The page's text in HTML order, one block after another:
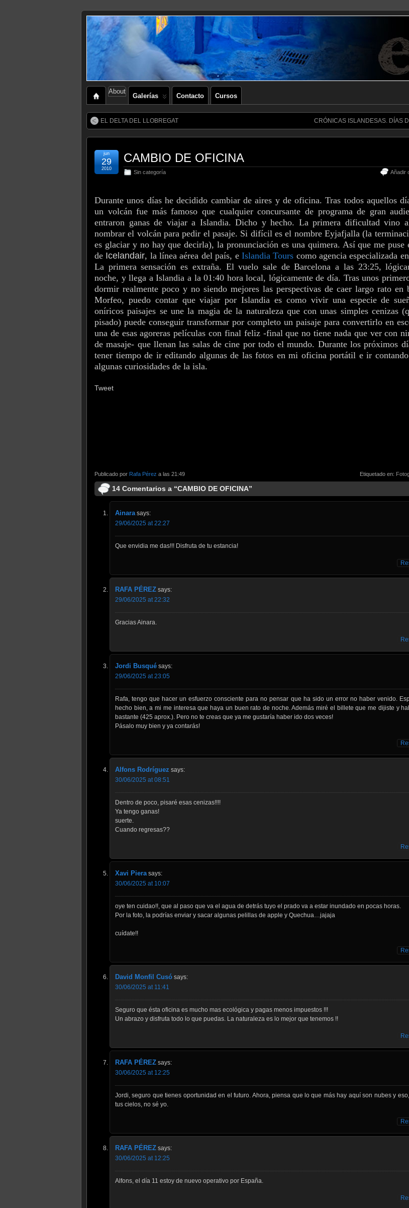
About
Galerías Contacto Cursos
EL DELTA DEL LLOBREGAT CRÓNICAS ISLANDESAS. DÍAS
CAMBIO DE OFICINA
Sin categoría Añadir
jun
29
2010
Durante unos días he decidido cambiar de aires y de oficina. Tras todos aquellos
un volcán fue más famoso que cualquier concursante de programa de gran
entraron ganas de viajar a Islandia. Dicho y hecho. La primera dificultad vino
nombrar el volcán para pedir el pasaje. Si difícil es el nombre Eyjafjalla (la
es glaciar y no hay que decirla), la pronunciación es una quimera. Así que me puse
de Icelandair, la línea aérea del país, e Islandia Tours como agencia especializada
La primera sensación es extraña. El vuelo sale de Barcelona a las 23:25,
noche, y llega a Islandia a la 01:40 hora local, lógicamente de día. Tras unos
dormir realmente poco y no siendo mejores las perspectivas de caer largo rato en
Morfeo, puedo contar que viajar por Islandia es como vivir una especie de
oníricos paisajes se une la magia de la naturaleza que con unas simples cenizas
pisado) puede conseguir transformar por completo un paisaje para convertirlo en
una de esas agoreras películas con final feliz -final que no tiene nada que ver con
de masaje- que llenan las salas de cine por todo el mundo. Durante los próximos
tener tiempo de ir editando algunas de las fotos en mi oficina portátil e ir
algunas curiosidades de la isla.
Tweet
Publicado por Rafa Pérez a las 21:49 Etiquetado en:
14 Comentarios a “CAMBIO DE OFICINA”
Ainara says:
29/06/2025 at 22:27
Que envidia me das!!! Disfruta de tu estancia!
RAFA PÉREZ says:
29/06/2025 at 22:32
Gracias Ainara.
Jordi Busqué says:
29/06/2025 at 23:05
Rafa, tengo que hacer un esfuerzo consciente para no pensar que ha sido un error no haber venido.
hecho bien, a mi me interesa que haya un buen rato de noche. Además miré el billete que me dijiste y
bastante (425 aprox.). Pero no te creas que ya me gustaría haber ido dos veces!
Pásalo muy bien y ya contarás!
Alfons Rodríguez says:
30/06/2025 at 08:51
Dentro de poco, pisaré esas cenizas!!!!
Ya tengo ganas!
suerte.
Cuando regresas??
Xavi Piera says:
30/06/2025 at 10:07
oye ten cuidao!!, que al paso que va el agua de detrás tuyo el prado va a estar inundado en pocas horas.
Por la foto, la podrías enviar y sacar algunas pelillas de apple y Quechua…jajaja
cuídate!!
David Monfil Cusó says:
30/06/2025 at 11:41
Seguro que ésta oficina es mucho mas ecológica y pagas menos impuestos !!!
Un abrazo y disfruta todo lo que puedas. La naturaleza es lo mejor que tenemos !!
RAFA PÉREZ says:
30/06/2025 at 12:25
Jordi, seguro que tienes oportunidad en el futuro. Ahora, piensa que lo que más hay aquí son nubes y
tus cielos, no sé yo.
RAFA PÉREZ says:
30/06/2025 at 12:25
Alfons, el día 11 estoy de nuevo operativo por España.